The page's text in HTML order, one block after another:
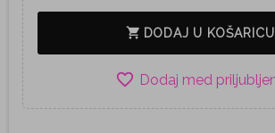
shopping_cart DODAJ U KOŠARICU
favorite_border